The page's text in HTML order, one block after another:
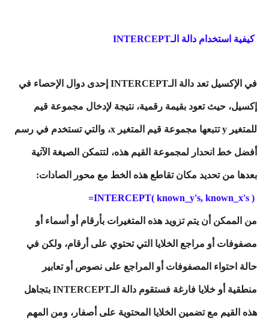
كيفية استخدام دالة الـINTERCEPT
في الإكسيل تعد دالة الـINTERCEPT إحدى دوال الإحصاء في
إكسيل، حيث تعود بقيمة رقمية، نتيجة لإدخال مجموعة قيم
للمتغير y تتبعها مجموعة قيم المتغير x، والتي تستخدم في رسم
أفضل خط انحدار لمجموعة القيم هذه، لتتمكن الصيغة الآتية
بعدها من تحديد مكان تقاطع هذه الخط مع محور الصادات:
من الممكن أن يتم تزويد هذه المتغيرات بأرقام أو أسماء أو
مصفوفات أو مراجع الخلايا التي تحتوي على أرقام، ولكن في
حالة احتواء المصفوفات أو المراجع على نصوص أو تعابير
منطقية أو خلايا فارغة فستقوم دالة الـINTERCEPT بتجاهل
هذه القيم مع تضمين الخلايا المحتوية على أصفار، ومن المهم